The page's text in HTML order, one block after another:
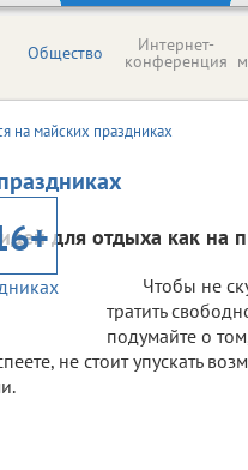
Общество Интернет-
конференция
на майских праздниках
для отдыха как на
Чтобы не
тратить
подумайте о
не стоит упускать